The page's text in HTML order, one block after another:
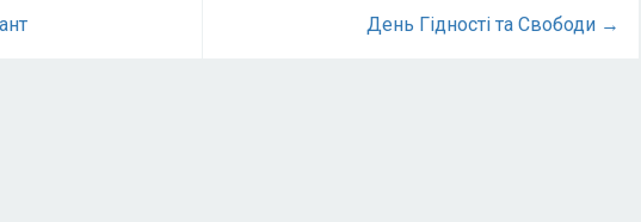
День Гідності та Свободи →